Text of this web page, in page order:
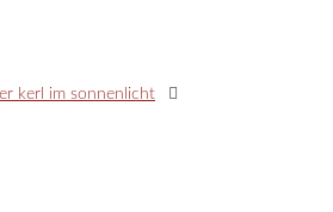
kerl im sonnenlicht